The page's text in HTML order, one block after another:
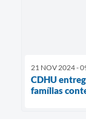
21 NOV 2024 -
CDHU
famílias